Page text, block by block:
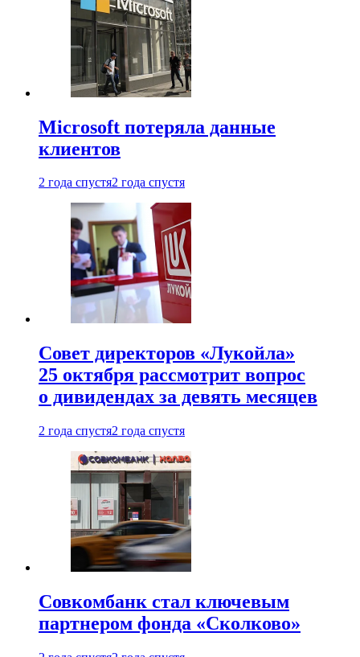
Microsoft потеряла данные
клиентов
2 года спустя2 года спустя
Совет директоров «Лукойла»
25 октября рассмотрит вопрос
о дивидендах за девять месяцев
2 года спустя2 года спустя
Совкомбанк стал ключевым
партнером фонда «Сколково»